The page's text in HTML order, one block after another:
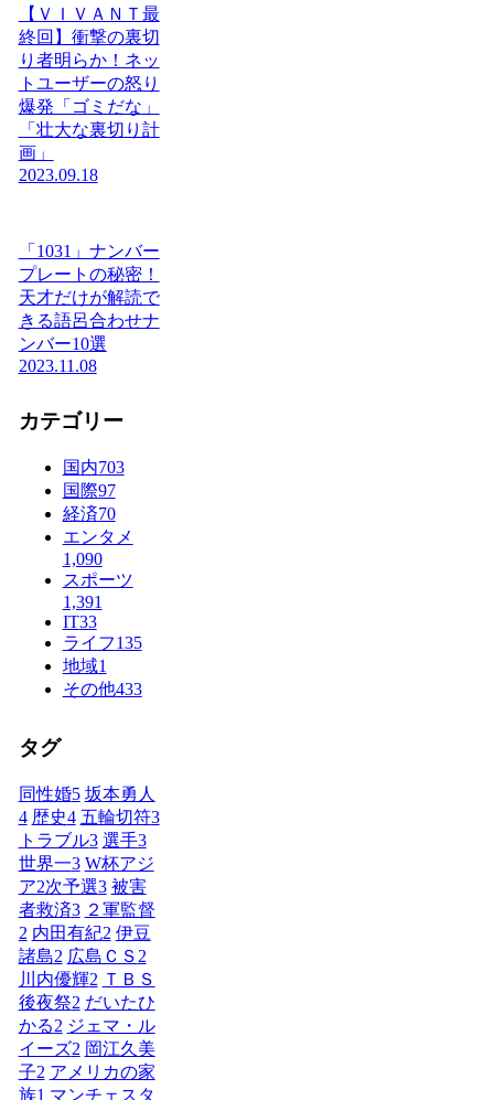
【ＶＩＶＡＮＴ最
終回】衝撃の裏切
り者明らか！ネッ
トユーザーの怒り
爆発「ゴミだな」
「壮大な裏切り計
画」
2023.09.18
「1031」ナンバー
プレートの秘密！
天才だけが解読で
きる語呂合わせナ
ンバー10選
2023.11.08
カテゴリー
国内703
国際97
経済70
エンタメ
1,090
スポーツ
1,391
IT33
ライフ135
地域1
その他433
タグ
同性婚5 坂本勇人
4 歴史4 五輪切符3
トラブル3 選手3
世界一3 W杯アジ
ア2次予選3 被害
者救済3 ２軍監督
2 内田有紀2 伊豆
諸島2 広島ＣＳ 2
川内優輝2 ＴＢＳ
後夜祭2 だいたひ
かる2 ジェマ・ル
イーズ2 岡江久美
子2 アメリカの家
族1 マンチェスタ